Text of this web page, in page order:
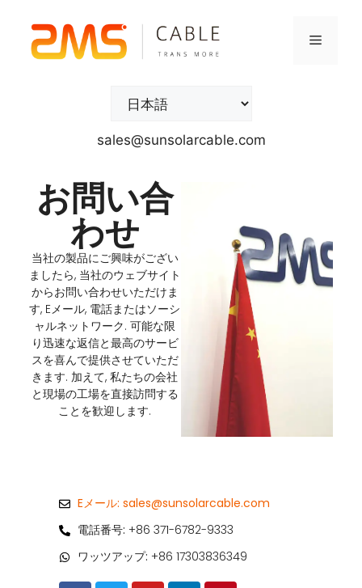
sales@sunsolarcable.com
お問い合
わせ
当社の製品にご興味がござい
ましたら, 当社のウェブサイト
からお問い合わせいただけま
す, Eメール, 電話またはソーシ
ャルネットワーク. 可能な限
り迅速な返信と最高のサービ
スを喜んで提供させていただ
きます. 加えて, 私たちの会社
と現場の工場を直接訪問する
ことを歓迎します.
Eメール: sales@sunsolarcable.com
電話番号: +86 371-6782-9333
ワッツアップ: +86 17303836349